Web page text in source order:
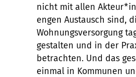
nicht mit allen
engen Austausch sind,
Wohnungsversorgung
gestalten und in der
betrachten. Und das
einmal in Kommunen